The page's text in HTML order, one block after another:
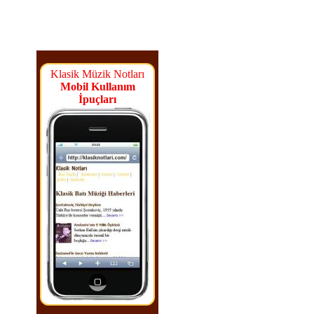
Klasik Müzik Notları
Mobil Kullanım
İpuçları